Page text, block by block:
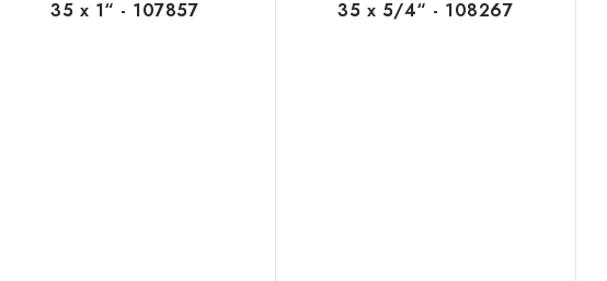
35 x 1“ - 107857
35 x 5/4“ - 108267